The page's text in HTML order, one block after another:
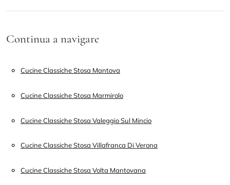
Continua a navigare
Cucine Classiche Stosa Mantova
Cucine Classiche Stosa Marmirolo
Cucine Classiche Stosa Valeggio Sul Mincio
Cucine Classiche Stosa Villafranca Di Verona
Cucine Classiche Stosa Volta Mantovana